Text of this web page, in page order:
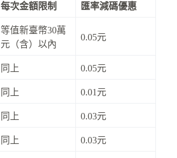
每次金額限制 匯率減碼優惠
等值新臺幣30萬
元（含）以內
0.05元
同上 0.05元
同上 0.01元
同上 0.03元
同上 0.03元